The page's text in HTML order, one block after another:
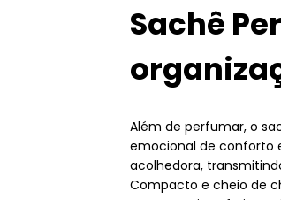
Sachê
Além de perfumar, o
emocional de conforto
acolhedora,
Compacto e cheio de